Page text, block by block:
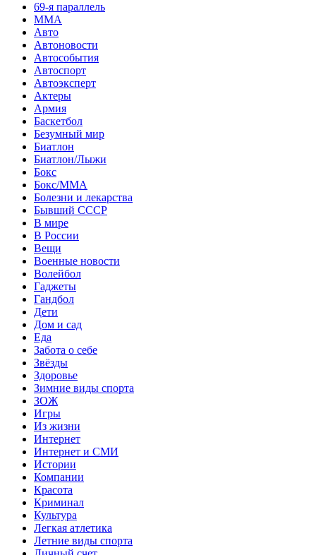
69-я параллель
MMA
Авто
Автоновости
Автособытия
Автоспорт
Автоэксперт
Актеры
Армия
Баскетбол
Безумный мир
Биатлон
Биатлон/Лыжи
Бокс
Бокс/MMA
Болезни и лекарства
Бывший СССР
В мире
В России
Вещи
Военные новости
Волейбол
Гаджеты
Гандбол
Дети
Дом и сад
Еда
Забота о себе
Звёзды
Здоровье
Зимние виды спорта
ЗОЖ
Игры
Из жизни
Интернет
Интернет и СМИ
Истории
Компании
Красота
Криминал
Культура
Легкая атлетика
Летние виды спорта